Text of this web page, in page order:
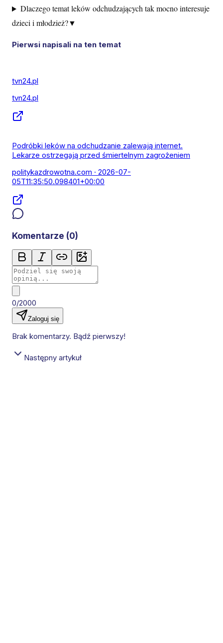
Dlaczego temat leków odchudzających tak mocno interesuje
dzieci i młodzież?▼
Pierwsi napisali na ten temat
tvn24.pl
tvn24.pl
Podróbki leków na odchudzanie zalewają internet.
Lekarze ostrzegają przed śmiertelnym zagrożeniem
politykazdrowotna.com · 2026-07-
05T11:35:50.098401+00:00
Komentarze (0)
0/2000
Zaloguj się
Brak komentarzy. Bądź pierwszy!
Następny artykuł